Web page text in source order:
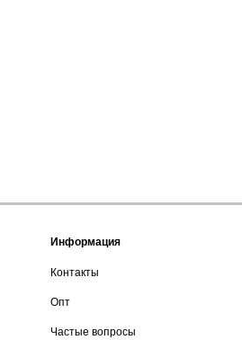
Информация
Контакты
Опт
Частые вопросы